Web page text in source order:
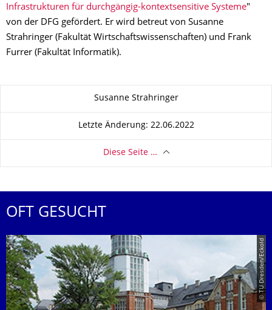
Infrastrukturen für durchgängig-kontextsensitive Systeme"
von der DFG gefördert. Er wird betreut von Susanne
Strahringer (Fakultät Wirtschaftswissenschaften) und Frank
Furrer (Fakultät Informatik).
Zu dieser SeiteSusanne Strahringer
Letzte Änderung: 22.06.2022
Diese Seite …
OFT GESUCHT
© TU Dresden/Eckold